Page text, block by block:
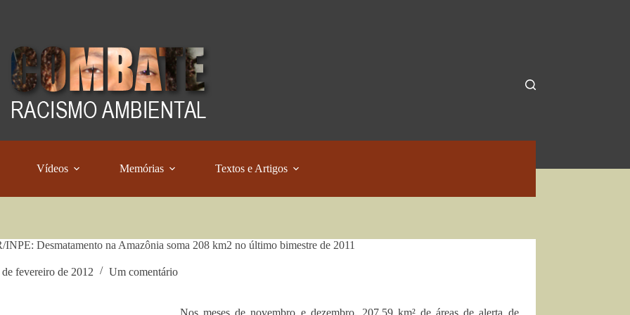
Vídeos Memórias Textos e Artigos
Desmatamento na Amazônia soma 208 km2 no último bimestre de 2011
de fevereiro de 2012 Um comentário
Nos meses de novembro e dezembro, 207,59 km² de áreas de alerta de